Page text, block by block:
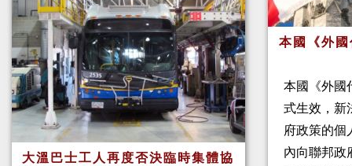
大溫巴士工人再度否決臨時集體協
本國《外
本國《外國
式生效，新
府政策的個
內向聯邦政